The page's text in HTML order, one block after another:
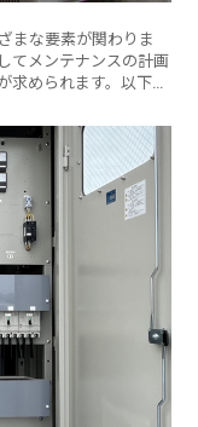
まな要素が関わりま
てメンテナンスの計画
求められます。以下で